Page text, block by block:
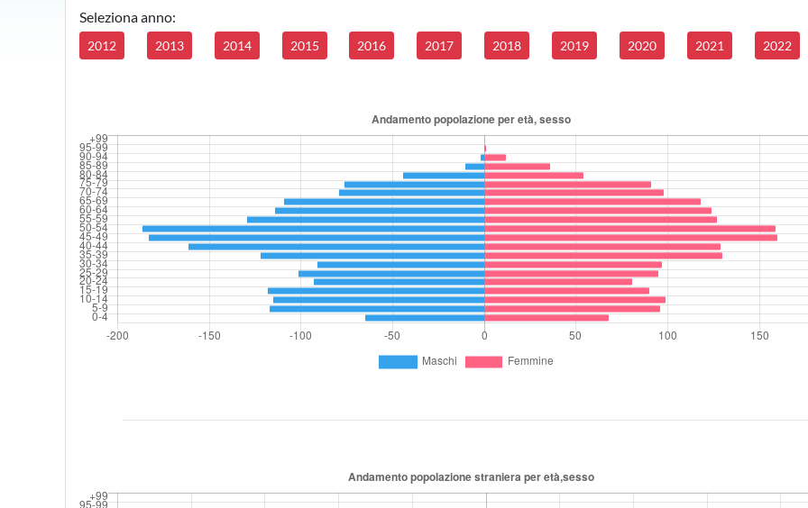
Seleziona anno:
2012 2013 2014 2015 2016 2017 2018 2019 2020 2021 2022